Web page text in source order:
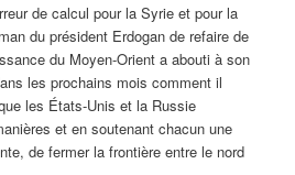
de calcul pour la Syrie et pour la
du président Erdogan de refaire de
du Moyen-Orient a abouti à son
les prochains mois comment il
les États-Unis et la Russie
et en soutenant chacun une
de fermer la frontière entre le nord